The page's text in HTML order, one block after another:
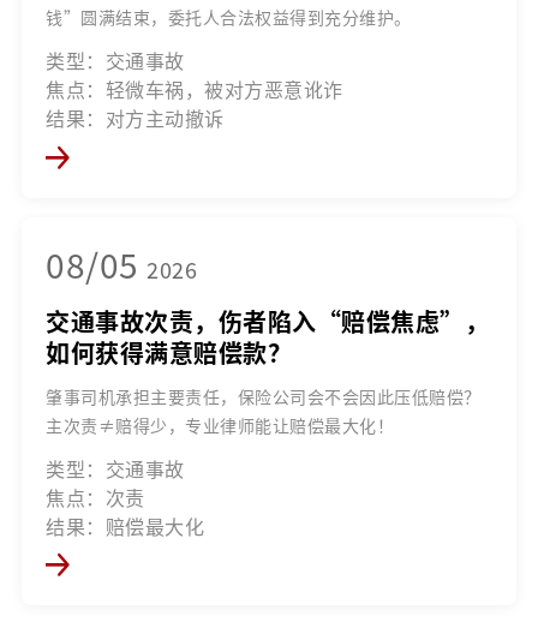
钱”圆满结束，委托人合法权益得到充分维护。
类型：交通事故
焦点：轻微车祸，被对方恶意讹诈
结果：对方主动撤诉
08/05 2026
交通事故次责，伤者陷入“赔偿焦虑”，
如何获得满意赔偿款？
肇事司机承担主要责任，保险公司会不会因此压低赔偿？
主次责≠赔得少，专业律师能让赔偿最大化！
类型：交通事故
焦点：次责
结果：赔偿最大化